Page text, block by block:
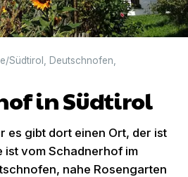
Südtirol Deutschnofen
in Südtirol
es gibt dort einen Ort, der ist
ist vom Schadnerhof im
nahe Rosengarten